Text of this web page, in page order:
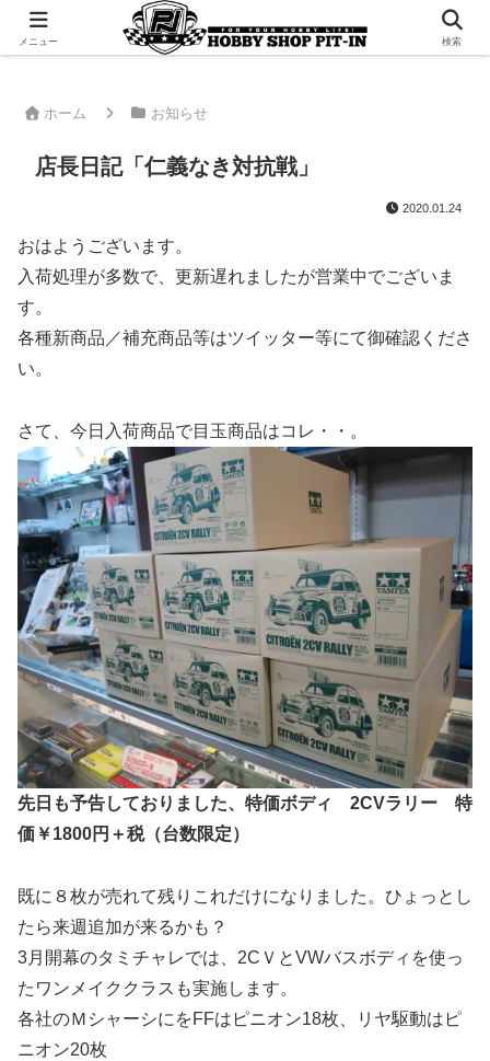
千葉県君津市でラジコンやプラモデルを販売。 ピットインのウェブサイトです
ホーム お知らせ
店長日記「仁義なき対抗戦」
2020.01.24
おはようございます。
入荷処理が多数で、更新遅れましたが営業中でございま
す。
各種新商品／補充商品等はツイッター等にて御確認くださ
い。
さて、今日入荷商品で目玉商品はコレ・・。
先日も予告しておりました、特価ボディ 2CVラリー 特
価￥1800円＋税（台数限定）
既に８枚が売れて残りこれだけになりました。ひょっとし
たら来週追加が来るかも？
3月開幕のタミチャレでは、2CＶとVWバスボディを使っ
たワンメイククラスも実施します。
各社のＭシャーシにをFFはピニオン18枚、リヤ駆動はピ
ニオン20枚
メニュー 検索